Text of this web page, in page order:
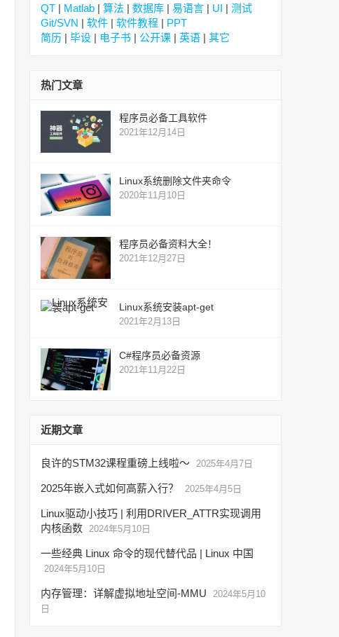
QT | Matlab | 算法 | 数据库 | 易语言 | UI | 测试
Git/SVN | 软件 | 软件教程 | PPT
简历 | 毕设 | 电子书 | 公开课 | 英语 | 其它
热门文章
程序员必备工具软件
2021年12月14日
Linux系统删除文件夹命令
2020年11月10日
程序员必备资料大全！
2021年12月27日
Linux系统安装apt-get
2021年2月13日
C#程序员必备资源
2021年11月22日
近期文章
良许的STM32课程重磅上线啦～ 2025年4月7日
2025年嵌入式如何高薪入行？ 2025年4月5日
Linux驱动小技巧 | 利用DRIVER_ATTR实现调用
内核函数 2024年5月10日
一些经典 Linux 命令的现代替代品 | Linux 中国
2024年5月10日
内存管理：详解虚拟地址空间-MMU
2024年5月10
日